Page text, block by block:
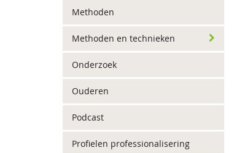
Methoden
Methoden en technieken
Onderzoek
Ouderen
Podcast
Profielen professionalisering